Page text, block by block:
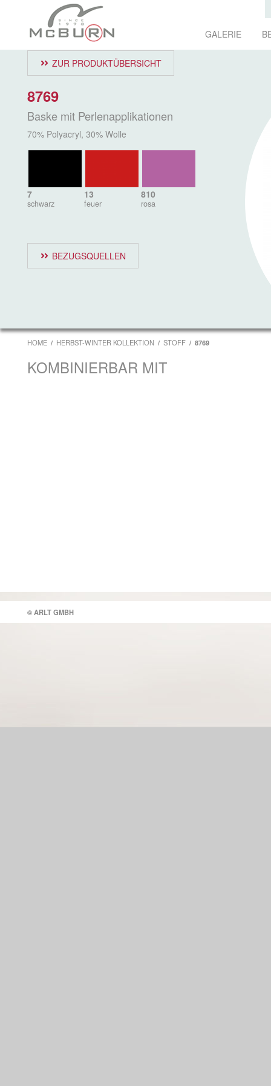
GALERIE
ZUR PRODUKTÜBERSICHT
8769
Baske mit Perlenapplikationen
70% Polyacryl, 30% Wolle
7
schwarz
13
feuer
810
rosa
BEZUGSQUELLEN
HOME HERBST-WINTER KOLLEKTION STOFF 8769
KOMBINIERBAR MIT
© ARLT GMBH